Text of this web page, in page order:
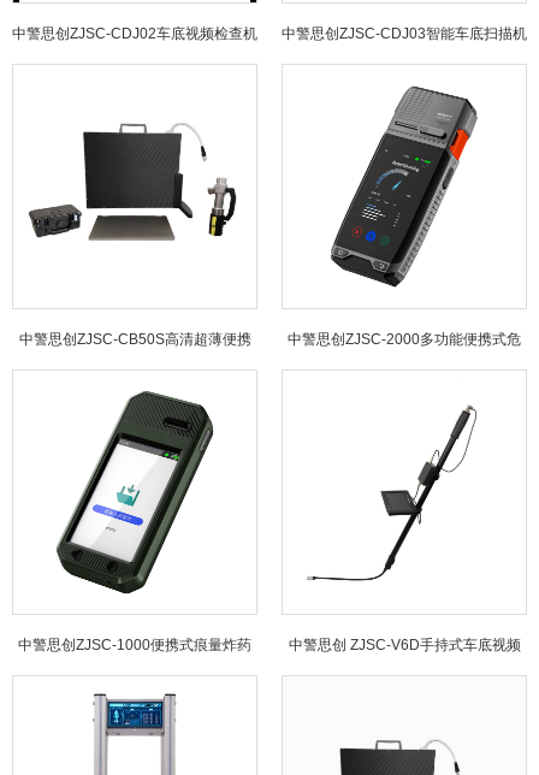
中警思创ZJSC-CDJ02车底视频检查机
器人
中警思创ZJSC-CDJ03智能车底扫描机
器人
中警思创ZJSC-CB50S高清超薄便携
式X射线检查仪
中警思创ZJSC-2000多功能便携式危
险品检测仪
中警思创ZJSC-1000便携式痕量炸药
探测仪
中警思创 ZJSC-V6D手持式车底视频
检查仪